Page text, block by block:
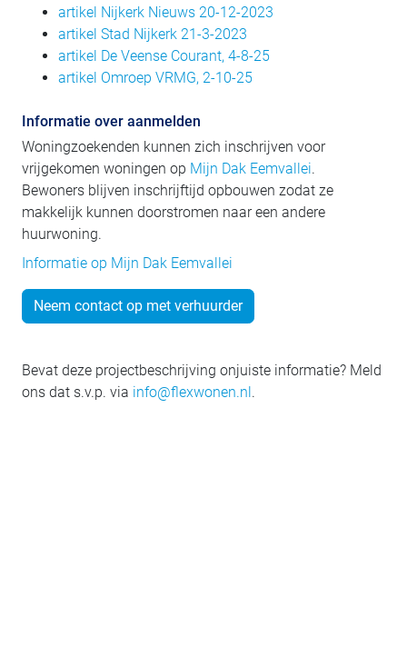
artikel Nijkerk Nieuws 20-12-2023
artikel Stad Nijkerk 21-3-2023
artikel De Veense Courant, 4-8-25
artikel Omroep VRMG, 2-10-25
Informatie over aanmelden
Woningzoekenden kunnen zich inschrijven voor
vrijgekomen woningen op Mijn Dak Eemvallei.
Bewoners blijven inschrijftijd opbouwen zodat ze
makkelijk kunnen doorstromen naar een andere
huurwoning.
Informatie op Mijn Dak Eemvallei
Neem contact op met verhuurder
Bevat deze projectbeschrijving onjuiste informatie? Meld
ons dat s.v.p. via info@flexwonen.nl.